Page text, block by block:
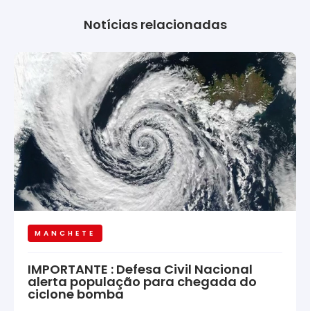
Notícias relacionadas
MANCHETE
IMPORTANTE : Defesa Civil Nacional
alerta população para chegada do
ciclone bomba